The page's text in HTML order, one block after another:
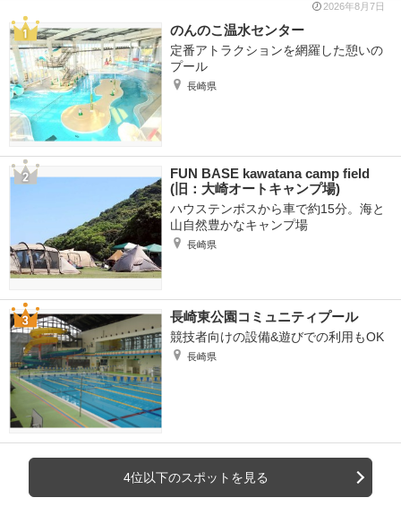
2026年8月7日
のんのこ温水センター
定番アトラクションを網羅した憩いの
プール
長崎県
FUN BASE kawatana camp field
(旧：大崎オートキャンプ場)
ハウステンボスから車で約15分。海と
山自然豊かなキャンプ場
長崎県
長崎東公園コミュニティプール
競技者向けの設備&遊びでの利用もOK
長崎県
4位以下のスポットを見る